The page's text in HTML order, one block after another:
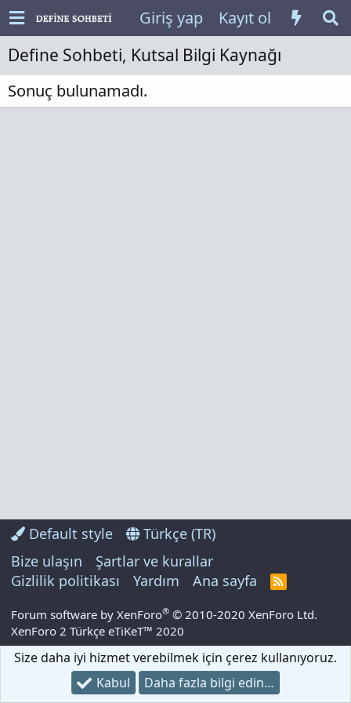
Giriş yap Kayıt ol
Define Sohbeti, Kutsal Bilgi Kaynağı
Sonuç bulunamadı.
Default style
Türkçe (TR)
Bize ulaşın
Şartlar ve kurallar
Gizlilik politikası
Yardım Ana sayfa
R
S
Forum software by XenForo® © 2010-2020 XenForo Ltd.
XenForo 2 Türkçe eTiKeT™ 2020
Size daha iyi hizmet verebilmek için çerez kullanıyoruz.
Kabul
Daha fazla bilgi edin…